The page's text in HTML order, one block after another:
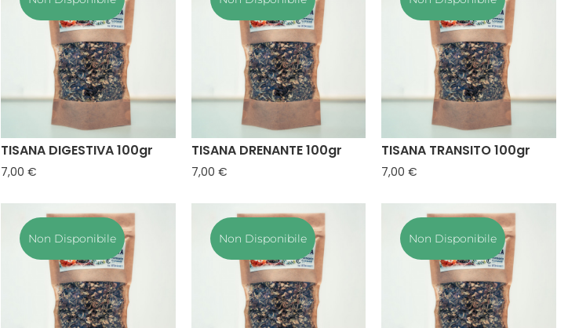
TISANA DIGESTIVA 100gr
7,00 €
TISANA DRENANTE 100gr
7,00 €Prezzo
TISANA TRANSITO 100gr
7,00 €
Non Disponibile Non Disponibile Non Disponibile